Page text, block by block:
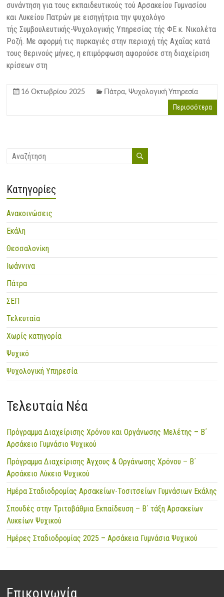
συνάντηση για τους εκπαιδευτικούς τού Αρσακείου Γυμνασίου
και Λυκείου Πατρών με εισηγήτρια την ψυχολόγο
τής Συμβουλευτικής-Ψυχολογικής Υπηρεσίας τής ΦΕ κ. Νικολέτα
Ροζή. Με αφορμή τις πυρκαγιές στην περιοχή τής Αχαΐας κατά
τους θερινούς μήνες, η επιμόρφωση αφορούσε στη διαχείριση
κρίσεων στη
16 Οκτωβρίου 2025 Πάτρα,Ψυχολογική Υπηρεσία
Περισσότερα
Kατηγορίες
Ανακοινώσεις
Εκάλη
Θεσσαλονίκη
Ιωάννινα
Πάτρα
ΣΕΠ
Τελευταία
Χωρίς κατηγορία
Ψυχικό
Ψυχολογική Υπηρεσία
Τελευταία Νέα
Πρόγραμμα Διαχείρισης Χρόνου και Οργάνωσης Μελέτης – Β΄
Αρσάκειο Γυμνάσιο Ψυχικού
Πρόγραμμα Διαχείρισης Άγχους & Οργάνωσης Χρόνου – Β΄
Αρσάκειο Λύκειο Ψυχικού
Ημέρα Σταδιοδρομίας Αρσακείων-Τοσιτσείων Γυμνάσιων Εκάλης
Σπουδές στην Τριτοβάθμια Εκπαίδευση – Β΄ τάξη Αρσακείων
Λυκείων Ψυχικού
Ημέρες Σταδιοδρομίας 2025 – Αρσάκεια Γυμνάσια Ψυχικού
Επικοινωνία